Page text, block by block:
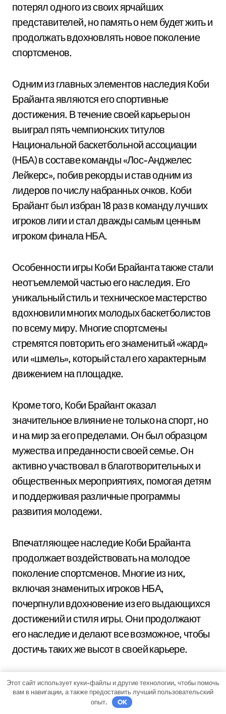
потерял одного из своих ярчайших
представителей, но память о нем будет жить и
продолжать вдохновлять новое поколение
спортсменов.
Одним из главных элементов наследия Коби
Брайанта являются его спортивные
достижения. В течение своей карьеры он
выиграл пять чемпионских титулов
Национальной баскетбольной ассоциации
(НБА) в составе команды «Лос-Анджелес
Лейкерс», побив рекорды и став одним из
лидеров по числу набранных очков. Коби
Брайант был избран 18 раз в команду лучших
игроков лиги и стал дважды самым ценным
игроком финала НБА.
Особенности игры Коби Брайанта также стали
неотъемлемой частью его наследия. Его
уникальный стиль и техническое мастерство
вдохновили многих молодых баскетболистов
по всему миру. Многие спортсмены
стремятся повторить его знаменитый «жард»
или «шмель», который стал его характерным
движением на площадке.
Кроме того, Коби Брайант оказал
значительное влияние не только на спорт, но
и на мир за его пределами. Он был образцом
мужества и преданности своей семье. Он
активно участвовал в благотворительных и
общественных мероприятиях, помогая детям
и поддерживая различные программы
развития молодежи.
Впечатляющее наследие Коби Брайанта
продолжает воздействовать на молодое
поколение спортсменов. Многие из них,
включая знаменитых игроков НБА,
почерпнули вдохновение из его выдающихся
достижений и стиля игры. Они продолжают
его наследие и делают все возможное, чтобы
достичь таких же высот в своей карьере.
Вместо того чтобы забывать, мир сохраняет
память о Коби Брайанте. Его имя навсегда
вписано в историю баскетбола, а его
Этот сайт использует куки-файлы и другие технологии, чтобы помочь
вам в навигации, а также предоставить лучший пользовательский
опыт.
OK